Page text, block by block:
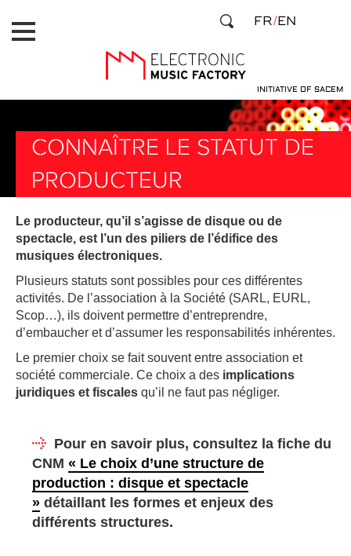
au
contenu
INITIATIVE OF SACEM
FR EN
CONNAÎTRE LE STATUT DE
PRODUCTEUR
Le producteur, qu’il s’agisse de disque ou de
spectacle, est l’un des piliers de l’édifice des
musiques électroniques.
Plusieurs statuts sont possibles pour ces différentes
activités. De l’association à la Société (SARL, EURL,
Scop…), ils doivent permettre d’entreprendre,
d’embaucher et d’assumer les responsabilités inhérentes.
Le premier choix se fait souvent entre association et
société commerciale. Ce choix a des implications
juridiques et fiscales qu’il ne faut pas négliger.
Pour en savoir plus, consultez la fiche du
CNM « Le choix d’une structure de
production : disque et spectacle
» détaillant les formes et enjeux des
différents structures.